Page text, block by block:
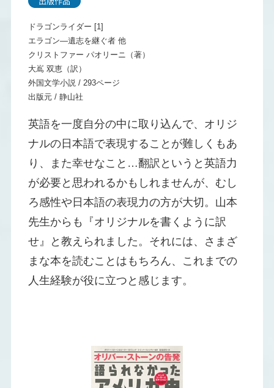
ドラゴンライダー [1]
エラゴン―遺志を継ぐ者 他
クリストファー パオリーニ（著）
大嶌 双恵（訳）
外国文学小説 / 293ページ
出版元 / 静山社
英語を一度自分の中に取り込んで、オリジ
ナルの日本語で表現することが難しくもあ
り、また幸せなこと…翻訳というと英語力
が必要と思われるかもしれませんが、むし
ろ感性や日本語の表現力の方が大切。山本
先生からも『オリジナルを書くように訳
せ』と教えられました。それには、さまざ
まな本を読むことはもちろん、これまでの
人生経験が役に立つと感じます。